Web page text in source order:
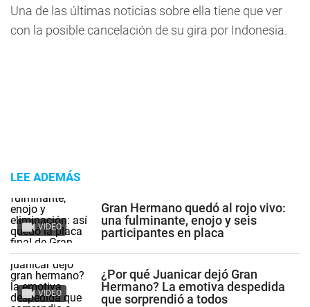
Una de las últimas noticias sobre ella tiene que ver
con la posible cancelación de su gira por Indonesia.
LEE ADEMÁS
VIDEO
Gran Hermano quedó al rojo vivo:
una fulminante, enojo y seis
participantes en placa
VIDEO
¿Por qué Juanicar dejó Gran
Hermano? La emotiva despedida
que sorprendió a todos